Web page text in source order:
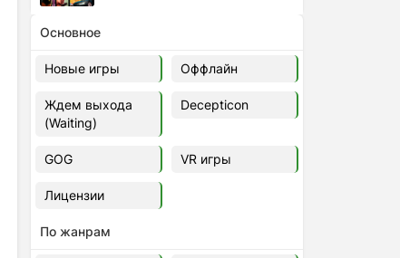
Ghost of Tsushima: Director's Cut
v.1053.8.1023.1614 [RePack
Decepticon] (2024)
2024
Cyberpunk 2077
49.4 GB
Ghost of Tsushima: Director's Cut
v.1053.9.0623.1807 [Папка
Основное
Новые игры Оффлайн
Ждем выхода
(Waiting)
Decepticon
GOG VR игры
Лицензии
По жанрам